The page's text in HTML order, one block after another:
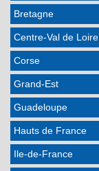
Bretagne
Centre-Val de Loire
Corse
Grand-Est
Guadeloupe
Hauts de France
Ile-de-France